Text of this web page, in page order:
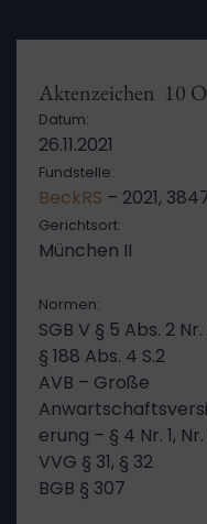
Aktenzeichen 10
Datum:
26.11.2021
Fundstelle:
BeckRS – 2021,
Gerichtsort:
München II
Normen:
SGB V § 5 Abs. 2 Nr.
§ 188 Abs. 4 S.2
AVB – Große
erung – § 4 Nr. 1,
VVG § 31, § 32
BGB § 307